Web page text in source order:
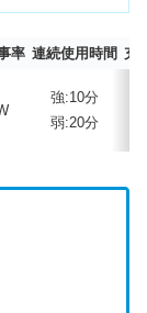
率 連続使用時間 充
強:10分
弱:20分